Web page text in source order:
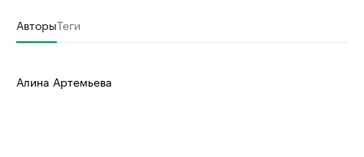
АвторыТеги
Алина Артемьева